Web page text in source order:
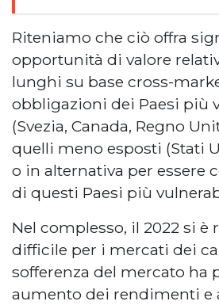
Riteniamo che ciò offra
opportunità di valore
lunghi su base cross-
obbligazioni dei Paesi più
(Svezia, Canada, Regno
quelli meno esposti (Stati
o in alternativa per essere
di questi Paesi più
Nel complesso, il 2022 si è
difficile per i mercati dei
sofferenza del mercato ha
aumento dei rendimenti e